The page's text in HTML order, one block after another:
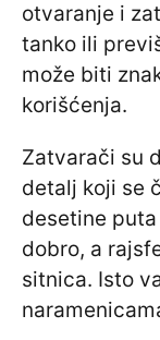
otvaranje i
tanko ili
može biti
korišćenja.
Zatvarači su
detalj koji se
desetine
dobro, a
sitnica. Isto